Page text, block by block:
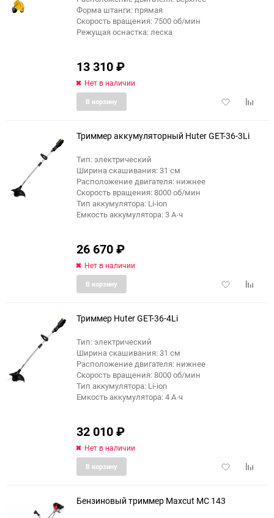
Форма штанги: прямая
Скорость вращения: 7500 об/мин
Режущая оснастка: леска
13 310₽
Нет в наличии
Добавить
В корзину
Триммер аккумуляторный Huter GET-36-3Li
Тип: электрический
Ширина скашивания: 31 см
Расположение двигателя: нижнее
Скорость вращения: 8000 об/мин
Тип аккумулятора: Li-ion
Емкость аккумулятора: 3 А·ч
26 670₽
Нет в наличии
Добавить
В корзину
Триммер Huter GET-36-4Li
Тип: электрический
Ширина скашивания: 31 см
Расположение двигателя: нижнее
Скорость вращения: 8000 об/мин
Тип аккумулятора: Li-ion
Емкость аккумулятора: 4 А·ч
32 010₽
Нет в наличии
Добавить
В корзину
Бензиновый триммер Maxcut MC 143